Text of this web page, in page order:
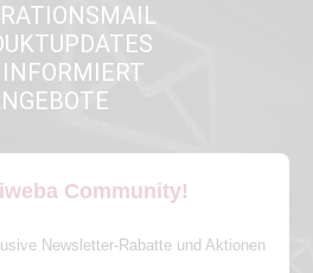
Community!
Newsletter-Rabatte und Aktionen